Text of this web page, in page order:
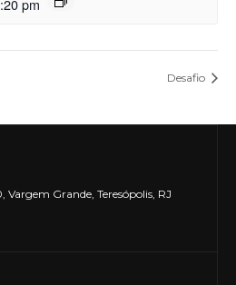
pm
Desafio
Grande, Teresópolis, RJ